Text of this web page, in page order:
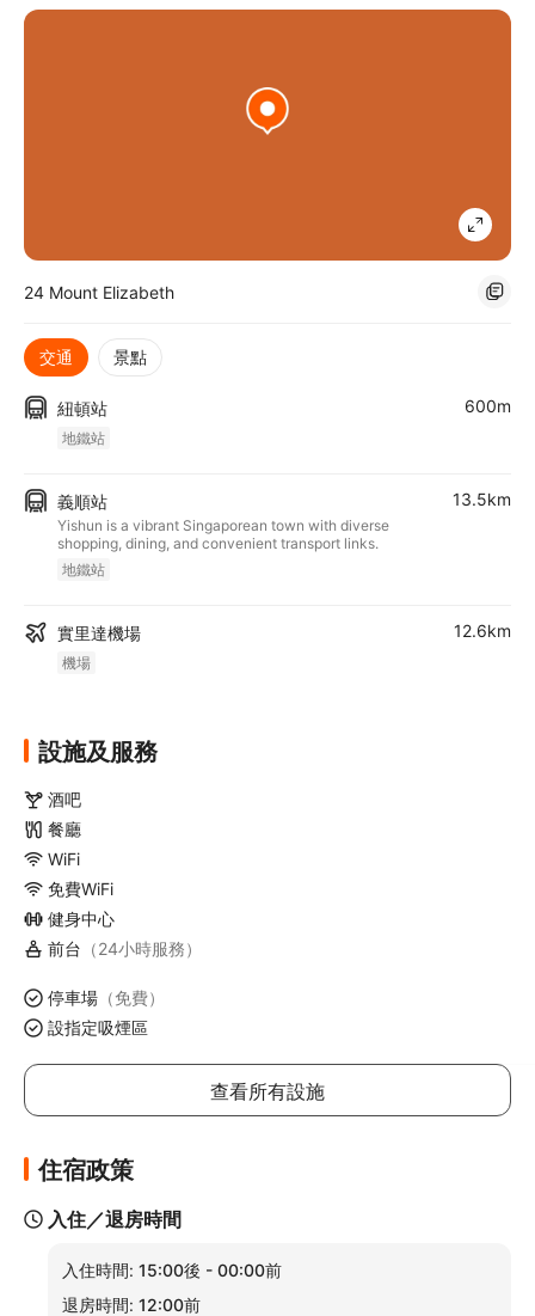
24 Mount Elizabeth
交通 景點
紐頓站
地鐵站
600m
義順站
Yishun is a vibrant Singaporean town with diverse
shopping, dining, and convenient transport links.
地鐵站
13.5km
實里達機場
機場
12.6km
設施及服務
酒吧
餐廳
WiFi
免費WiFi
健身中心
前台 （24小時服務）
停車場 （免費）
設指定吸煙區
查看所有設施
住宿政策
入住／退房時間
入住時間: 15:00後 - 00:00前
退房時間: 12:00前